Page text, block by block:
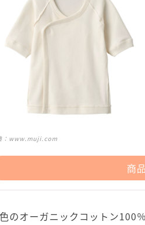
www.muji.com
商
のオーガニックコットン100